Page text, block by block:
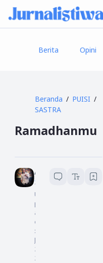
Berita Opini
Beranda
PUISI
SASTRA
Ramadhanmu
1
U
pd
at
ed
:
Juli
20
24